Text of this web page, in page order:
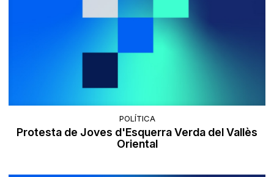
POLÍTICA
Protesta de Joves d'Esquerra Verda del Vallès
Oriental